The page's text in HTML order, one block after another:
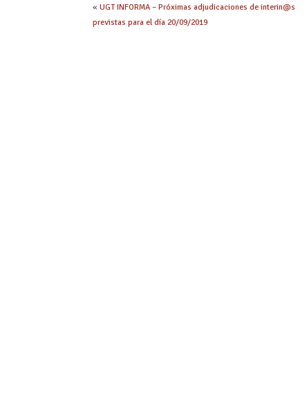
«UGT INFORMA – Próximas adjudicaciones de interin@s
previstas para el día 20/09/2019